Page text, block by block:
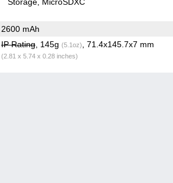
2600 mAh
IP Rating, 145g (5.1oz) , 71.4x145.7x7 mm
(2.81 x 5.74 x 0.28 inches)